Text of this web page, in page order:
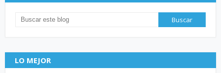
LO MEJOR